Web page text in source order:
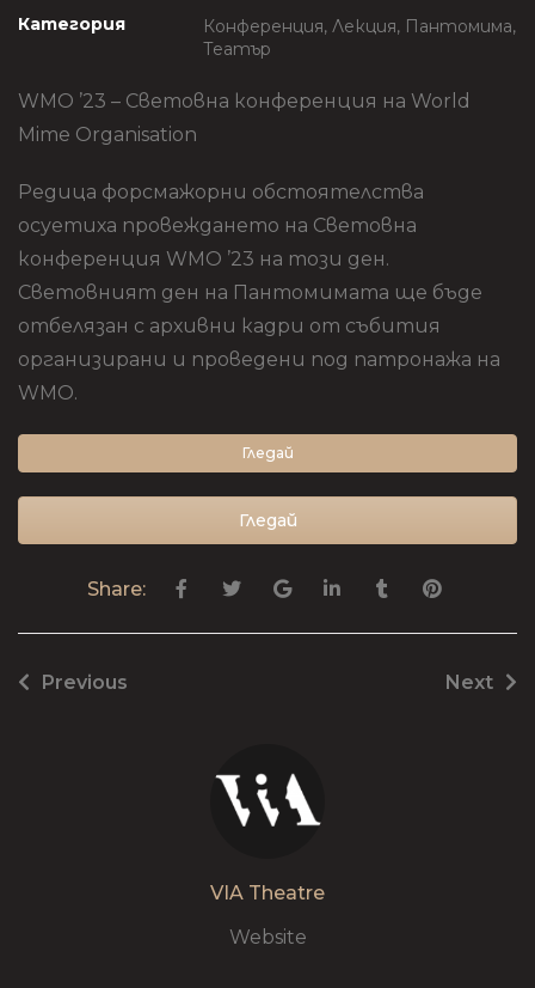
Категория
Конференция, Лекция, Пантомима,
Театър
WMO ’23 – Световна конференция на World
Mime Organisation
Редица форсмажорни обстоятелства
осуетиха провеждането на Световна
конференция WMO ’23 на този ден.
Световният ден на Пантомимата ще бъде
отбелязан с архивни кадри от събития
организирани и проведени под патронажа на
WMO.
Гледай
Гледай
Share:
Previous Next
VIA Theatre
Website